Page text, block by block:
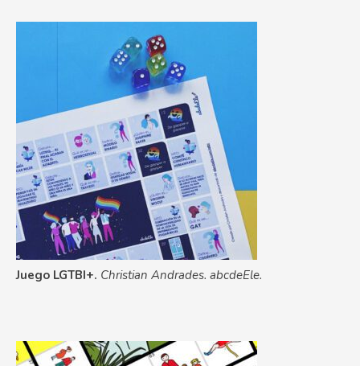
Juego LGTBI+. Christian Andrades. abcdeEle.